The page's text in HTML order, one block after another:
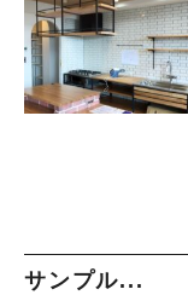
サンプル...